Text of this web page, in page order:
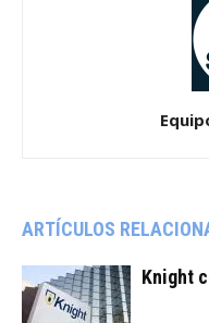
ARTÍCULOS
Knight